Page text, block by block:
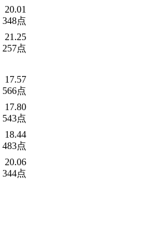
20.01
348点
21.25
257点
17.57
566点
17.80
543点
18.44
483点
20.06
344点